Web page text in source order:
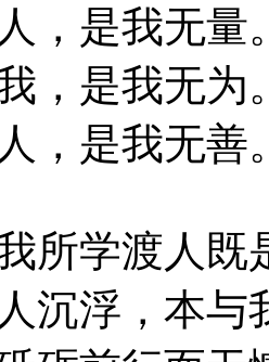
是我无量
是我无为
是我无善
学渡人既
沉浮，本与